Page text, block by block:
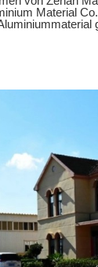
Material